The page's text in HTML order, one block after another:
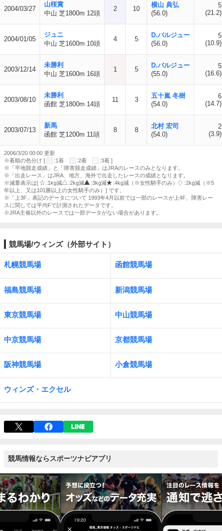
2004/03/27
山桜賞
中山 芝1800m 12頭
2 10
横山 典弘
(56.0)
5
(21.2)
2004/01/05
ジュニ
中山 芝1600m 10頭
4 5
D.バルジュー
(56.0)
5
(10.9)
2003/12/14
未勝利
中山 芝1600m 16頭
1 5
D.バルジュー
(55.0)
5
(16.6)
2003/08/10
未勝利
函館 芝1800m 14頭
11 3
五十嵐 冬樹
(54.0)
6
(14.7)
2003/07/13
新馬
函館 芝1200m 11頭
8 8
北村 宏司
(54.0)
2
(3.9)
2006/3/20 00:00 更新
※着順の色分け [
:1着 :2着
:3着 ]
※「平地競走成績」と「障害競走成績」はJRAのレースのみとなります。
※「出走レース」はJRA、地方、海外で出走したレースの成績となります。
※減量表示は[
:1kg減 :2kg減 :3kg減 :4kg減（※女性騎手のみ）
:2kg減（※5
年以上、又は101勝以上の女性騎手のみ）] です。
※「上3F」表記のデータについて 1993年4月以前では一部のレースが上4F、障害レー
スに関しては平均Fで計測されたデータです。
※JRA主催以外のレースでは一部データがない場合があります。
競馬場/ウィンズ（外部サイト）
札幌競馬場 函館競馬場
福島競馬場 新潟競馬場
東京競馬場 中山競馬場
中京競馬場 京都競馬場
阪神競馬場 小倉競馬場
ウィンズ・エクセル
競馬情報ならスポーツナビアプリ